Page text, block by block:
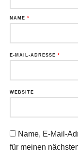
NAME *
E-MAIL-ADRESSE *
WEBSITE
Name, E-Mail-
für meinen